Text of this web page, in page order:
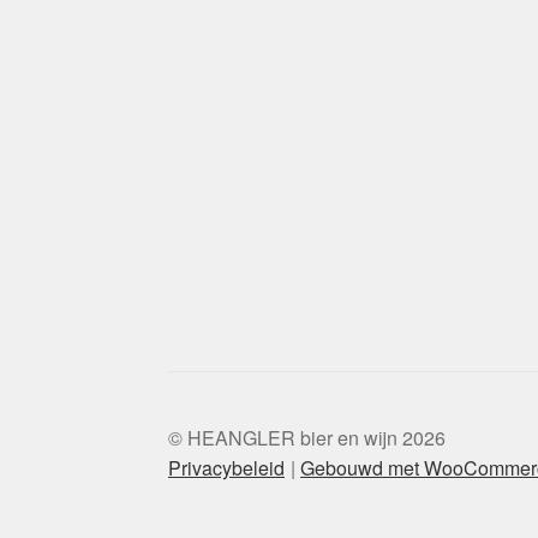
© HEANGLER bier en wijn 2026
Privacybeleid
Gebouwd met